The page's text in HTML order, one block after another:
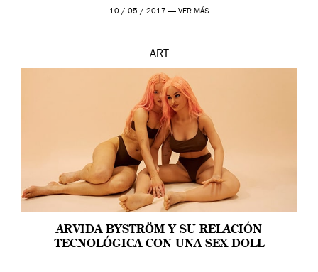
en una de las actuaciones más relevantes […]
10 / 05 / 2017 — VER MÁS
ART
ARVIDA BYSTRÖM Y SU RELACIÓN
TECNOLÓGICA CON UNA SEX DOLL